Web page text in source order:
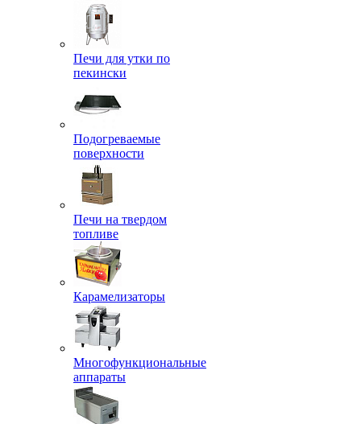
Печи для утки по
пекински
Подогреваемые
поверхности
Печи на твердом
топливе
Карамелизаторы
Многофункциональные
аппараты